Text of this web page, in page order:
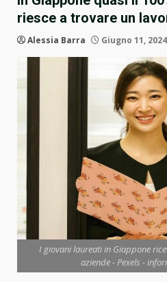
riesce a trovare un
Alessia Barra Giugno 11, 2024
I giovani laureati in Giappone
aziende - Pexels -